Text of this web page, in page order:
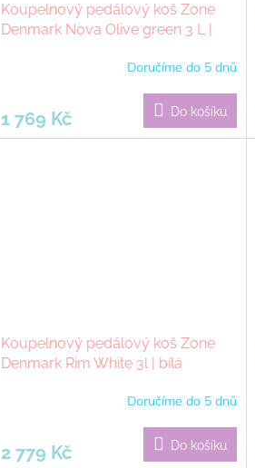
Koupelnový pedálový koš Zone
Denmark Nova Olive green 3 L |
Doručíme do 5 dnů
1 769 Kč Do košíku
Koupelnový pedálový koš Zone
Denmark Rim White 3l | bílá
Doručíme do 5 dnů
2 779 Kč Do košíku